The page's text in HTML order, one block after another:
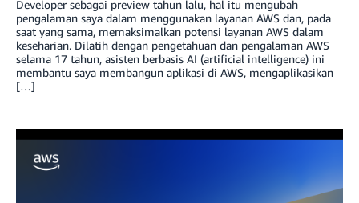
Developer sebagai preview tahun lalu, hal itu mengubah
pengalaman saya dalam menggunakan layanan AWS dan, pada
saat yang sama, memaksimalkan potensi layanan AWS dalam
keseharian. Dilatih dengan pengetahuan dan pengalaman AWS
selama 17 tahun, asisten berbasis AI (artificial intelligence) ini
membantu saya membangun aplikasi di AWS, mengaplikasikan
[…]